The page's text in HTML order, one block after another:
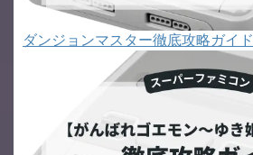
ダンジョンマスター徹底攻略ガイド